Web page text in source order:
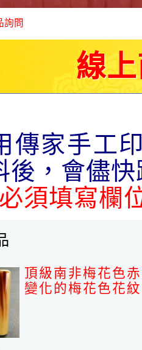
詢問
線
傳家手工
後，會儘
須填寫欄
頂級南非梅花色
變化的梅花色花